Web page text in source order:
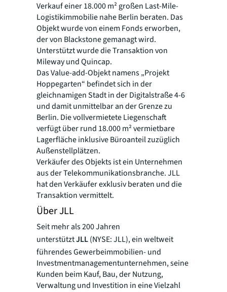
Verkauf einer 18.000 m² großen Last-Mile-
Logistikimmobilie nahe Berlin beraten. Das
Objekt wurde von einem Fonds erworben,
der von Blackstone gemanagt wird.
Unterstützt wurde die Transaktion von
Mileway und Quincap.
Das Value-add-Objekt namens „Projekt
Hoppegarten“ befindet sich in der
gleichnamigen Stadt in der Digitalstraße 4-6
und damit unmittelbar an der Grenze zu
Berlin. Die vollvermietete Liegenschaft
verfügt über rund 18.000 m² vermietbare
Lagerfläche inklusive Büroanteil zuzüglich
Außenstellplätzen.
Verkäufer des Objekts ist ein Unternehmen
aus der Telekommunikationsbranche. JLL
hat den Verkäufer exklusiv beraten und die
Transaktion vermittelt.
Über JLL
Seit mehr als 200 Jahren
unterstütztJLL(NYSE: JLL), ein weltweit
führendes Gewerbeimmobilien- und
Investmentmanagementunternehmen, seine
Kunden beim Kauf, Bau, der Nutzung,
Verwaltung und Investition in eine Vielzahl